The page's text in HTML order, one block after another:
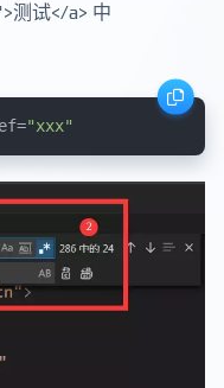
测试</a> 中
"xxx"